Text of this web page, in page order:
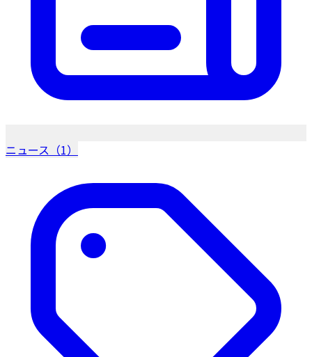
ニュース（1）